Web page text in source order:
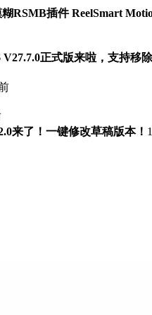
RSMB插件 ReelSmart
V27.7.0正式版来啦，支持移
来了！一键修改草稿版本！